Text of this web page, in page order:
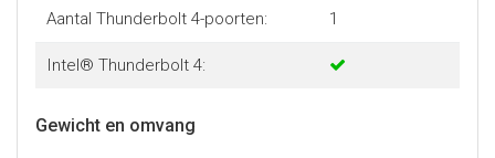
Aantal Thunderbolt 4-poorten: 1
Intel® Thunderbolt 4:
Gewicht en omvang